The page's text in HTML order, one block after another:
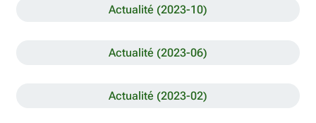
Actualité (2023-10)
Actualité (2023-06)
Actualité (2023-02)